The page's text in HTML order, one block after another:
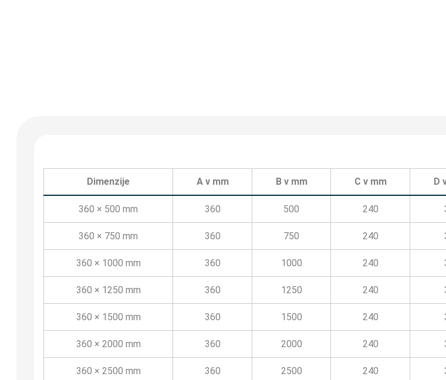
Dimenzije A v mm B v mm C v mm D
360 × 500 mm 360 500 240
360 × 750 mm 360 750 240
360 × 1000 mm 360 1000 240
360 × 1250 mm 360 1250 240
360 × 1500 mm 360 1500 240
360 × 2000 mm 360 2000 240
360 × 2500 mm 360 2500 240